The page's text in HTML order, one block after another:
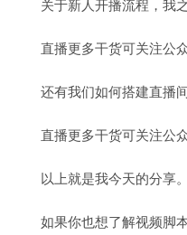
关于新人开播流程，我之
直播更多干货可关注公众
还有我们如何搭建直播间
直播更多干货可关注公众
以上就是我今天的分享。
如果你也想了解视频脚本